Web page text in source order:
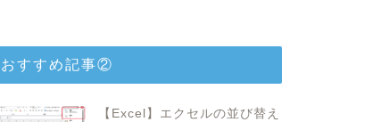
おすすめ記事②
【Excel】エクセルの並び替え